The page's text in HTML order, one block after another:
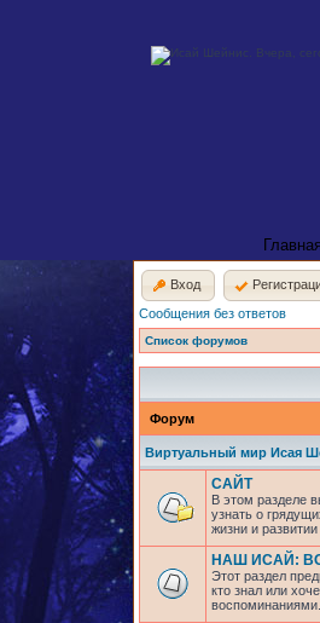
Главная
Вход
Сообщения без ответов
Список форумов
Форум
Виртуальный мир Исая
САЙТ
В этом разделе
узнать о
жизни и
НАШ ИСАЙ:
Этот раздел
кто знал или
воспоминаниями.